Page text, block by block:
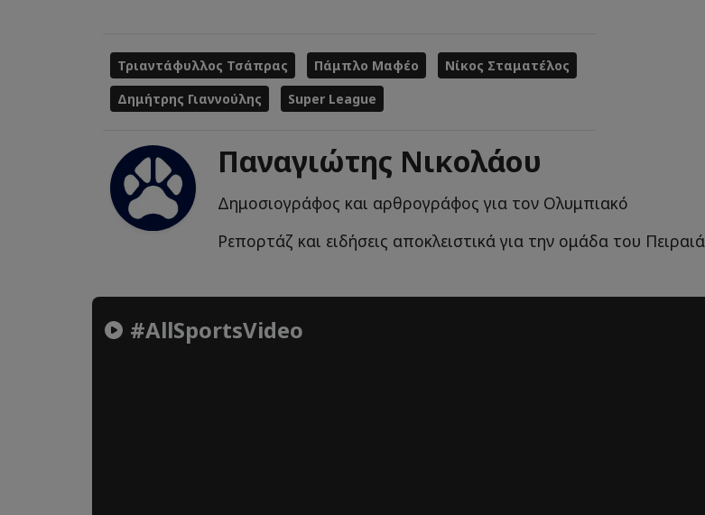
Τριαντάφυλλος Τσάπρας Πάμπλο Μαφέο
Νίκος Σταματέλος
Δημήτρης Γιαννούλης
Super League
Παναγιώτης Νικολάου
Δημοσιογράφος και αρθρογράφος για τον Ολυμπιακό
Ρεπορτάζ και ειδήσεις αποκλειστικά για την ομάδα του Πειραιά
#AllSportsVideo